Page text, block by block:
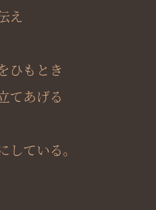
え
ひもとき
てあげる
ている。